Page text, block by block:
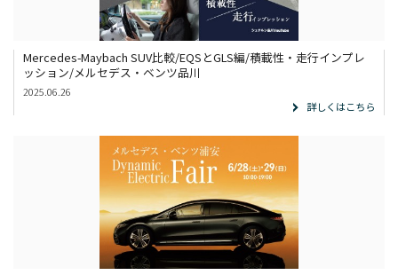
採用情報
Mercedes-Maybach SUV比較/EQSとGLS編/積載性・走行インプレ
ッション/メルセデス・ベンツ品川
2025.06.26
詳しくはこちら